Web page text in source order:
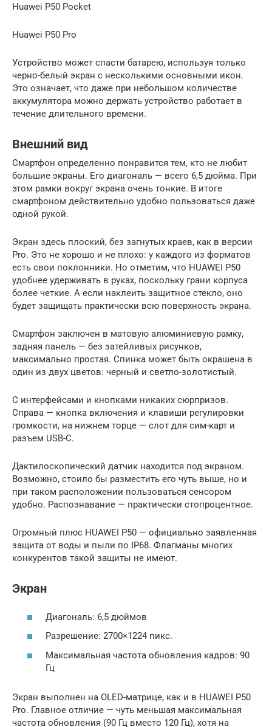
Huawei P50 Pocket
Huawei P50 Pro
Устройство может спасти батарею, используя только
черно-белый экран с несколькими основными икон.
Это означает, что даже при небольшом количестве
аккумулятора можно держать устройство работает в
течение длительного времени.
Внешний вид
Смартфон определенно понравится тем, кто не любит
большие экраны. Его диагональ — всего 6,5 дюйма. При
этом рамки вокруг экрана очень тонкие. В итоге
смартфоном действительно удобно пользоваться даже
одной рукой.
Экран здесь плоский, без загнутых краев, как в версии
Pro. Это не хорошо и не плохо: у каждого из форматов
есть свои поклонники. Но отметим, что HUAWEI P50
удобнее удерживать в руках, поскольку грани корпуса
более четкие. А если наклеить защитное стекло, оно
будет защищать практически всю поверхность экрана.
Смартфон заключен в матовую алюминиевую рамку,
задняя панель — без затейливых рисунков,
максимально простая. Спинка может быть окрашена в
один из двух цветов: черный и светло-золотистый.
С интерфейсами и кнопками никаких сюрпризов.
Справа — кнопка включения и клавиши регулировки
громкости, на нижнем торце — слот для сим-карт и
разъем USB-C.
Дактилоскопический датчик находится под экраном.
Возможно, стоило бы разместить его чуть выше, но и
при таком расположении пользоваться сенсором
удобно. Распознавание — практически стопроцентное.
Огромный плюс HUAWEI P50 — официально заявленная
защита от воды и пыли по IP68. Флагманы многих
конкурентов такой защиты не имеют.
Экран
Диагональ: 6,5 дюймов
Разрешение: 2700×1224 пикс.
Максимальная частота обновления кадров: 90
Гц
Экран выполнен на OLED-матрице, как и в HUAWEI P50
Pro. Главное отличие — чуть меньшая максимальная
частота обновления (90 Гц вместо 120 Гц), хотя на